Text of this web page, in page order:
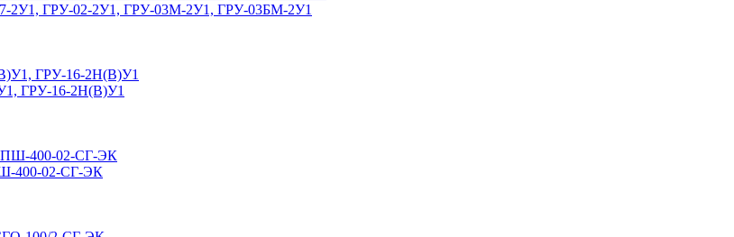
2У1, ГРУ-02-2У1, ГРУ-03М-2У1, ГРУ-03БМ-2У1
ГРУ-16-2Н(В)У1
400-02-СГ-ЭК